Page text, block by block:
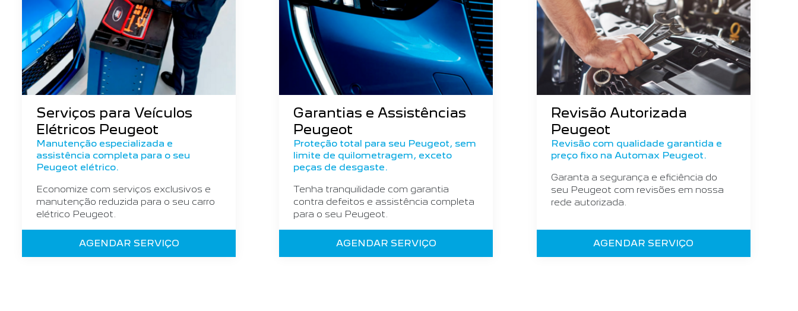
Serviços para Veículos
Elétricos Peugeot
Manutenção especializada e
assistência completa para o seu
Peugeot elétrico.
Economize com serviços exclusivos e
manutenção reduzida para o seu carro
elétrico Peugeot.
AGENDAR SERVIÇO
Garantias e Assistências
Peugeot
Proteção total para seu Peugeot, sem
limite de quilometragem, exceto
peças de desgaste.
Tenha tranquilidade com garantia
contra defeitos e assistência completa
para o seu Peugeot.
AGENDAR SERVIÇO
Revisão Autorizada
Peugeot
Revisão com qualidade garantida e
preço fixo na Automax Peugeot.
Garanta a segurança e eficiência do
seu Peugeot com revisões em nossa
rede autorizada.
AGENDAR SERVIÇO